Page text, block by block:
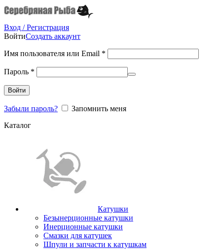
Вход / Регистрация
ВойтиСоздать аккаунт
Имя пользователя или Email *
Пароль *
Войти
Забыли пароль?
Запомнить меня
Каталог
Катушки
Безынерционные катушки
Инерционные катушки
Смазки для катушек
Шпули и запчасти к катушкам